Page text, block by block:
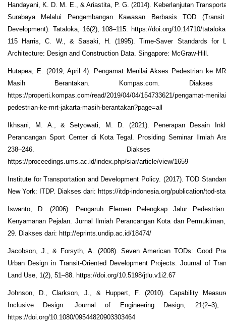
Handayani, K. D. M. E., & Ariastita, P. G. (2014). Keberlanjutan
Surabaya Melalui Pengembangan Kawasan Berbasis TOD
Development). Tataloka, 16(2), 108–115. https://doi.org/10.14710/
115 Harris, C. W., & Sasaki, H. (1995). Time-Saver Standards for
Architecture: Design and Construction Data. Singapore: McGraw-Hill.
Hutapea, E. (2019, April 4). Pengamat Menilai Akses Pedestrian ke
Masih Berantakan. Kompas.com.
https://properti.kompas.com/read/2019/04/04/154733621/pengamat-
pedestrian-ke-mrt-jakarta-masih-berantakan?page=all
Ikhsani, M. A., & Setyowati, M. D. (2021). Penerapan Desain
Perancangan Sport Center di Kota Tegal. Prosiding Seminar Ilmiah
238–246. Diakses
https://proceedings.ums.ac.id/index.php/siar/article/view/1659
Institute for Transportation and Development Policy. (2017). TOD
New York: ITDP. Diakses dari: https://itdp-indonesia.org/publication/tod-
Iswanto, D. (2006). Pengaruh Elemen Pelengkap Jalur Pedestrian
Kenyamanan Pejalan. Jurnal Ilmiah Perancangan Kota dan
29. Diakses dari: http://eprints.undip.ac.id/18474/
Jacobson, J., & Forsyth, A. (2008). Seven American TODs: Good
Urban Design in Transit-Oriented Development Projects. Journal of
Land Use, 1(2), 51–88. https://doi.org/10.5198/jtlu.v1i2.67
Johnson, D., Clarkson, J., & Huppert, F. (2010). Capability
Inclusive Design. Journal of Engineering Design, 21(2–3),
https://doi.org/10.1080/09544820903303464